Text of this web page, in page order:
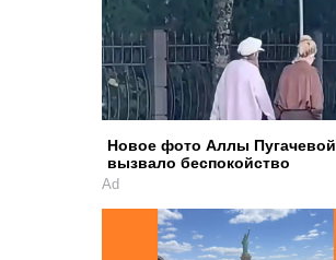
Новое фото Аллы Пугачевой
вызвало беспокойство
Ad